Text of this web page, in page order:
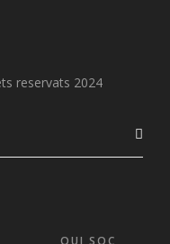
reservats 2024
QUI SOC